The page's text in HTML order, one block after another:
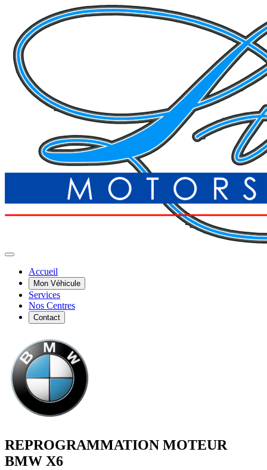
Accueil
Mon Véhicule
Services
Nos Centres
Contact
REPROGRAMMATION MOTEUR
BMW X6